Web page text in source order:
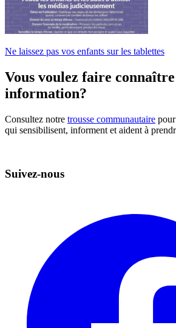
Ne laissez pas vos enfants sur les tablettes
Vous voulez faire
information?
Consultez notre trousse communautaire
qui sensibilisent, informent et aident à
Suivez-nous